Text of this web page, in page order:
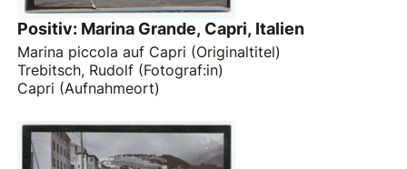
Positiv: Marina Grande, Capri, Italien
Marina piccola auf Capri (Originaltitel)
Trebitsch, Rudolf (Fotograf:in)
Capri (Aufnahmeort)